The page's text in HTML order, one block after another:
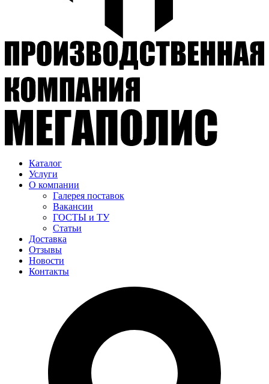
Каталог
Услуги
О компании
Галерея поставок
Вакансии
ГОСТЫ и ТУ
Статьи
Доставка
Отзывы
Новости
Контакты